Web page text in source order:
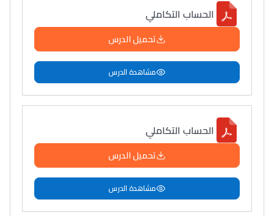
الحساب التكاملي
تحميل الدرس
مشاهدة الدرس
الحساب التكاملي
تحميل الدرس
مشاهدة الدرس